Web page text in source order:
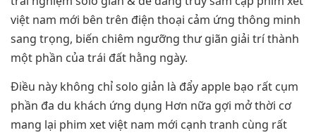
việt nam mới bên trên điện thoại cảm ứng thông minh
sang trọng, biến chiêm ngưỡng thư giãn giải trí thành
một phần của trái đất hằng ngày.
Điều này không chỉ solo giản là đẩy apple bạo rất cụm
phần đa du khách ứng dụng Hơn nữa gợi mở thời cơ
mang lại phim xet việt nam mới cạnh tranh cùng rất